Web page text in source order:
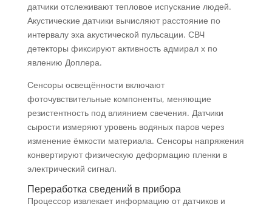
датчики отслеживают тепловое испускание людей.
Акустические датчики вычисляют расстояние по
интервалу эха акустической пульсации. СВЧ
детекторы фиксируют активность адмирал х по
явлению Доплера.
Сенсоры освещённости включают
фоточувствительные компоненты, меняющие
резистентность под влиянием свечения. Датчики
сырости измеряют уровень водяных паров через
изменение ёмкости материала. Сенсоры напряжения
конвертируют физическую деформацию пленки в
электрический сигнал.
Переработка сведений в прибора
Процессор извлекает информацию от датчиков и